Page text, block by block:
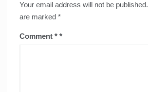
Your email address will not be published.
are marked *
Comment *